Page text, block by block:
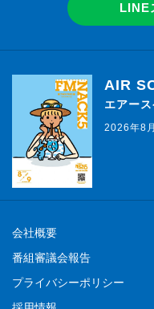
LINE
AIR
エアー
2026年8
会社概要
番組審議会報告
プライバシーポリシー